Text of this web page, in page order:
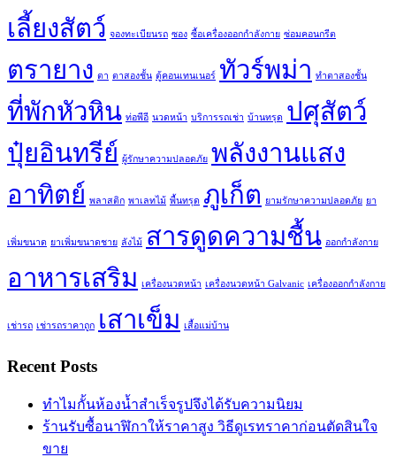
เลี้ยงสัตว์ จองทะเบียนรถ ซอง ซื้อเครื่องออกกำลังกาย ซ่อมคอนกรีต
ตรายาง ตา ตาสองชั้น ตู้คอนเทนเนอร์ ทัวร์พม่า ทำตาสองชั้น
ที่พักหัวหิน ท่อพีอี นวดหน้า บริการรถเช่า บ้านทรุด ปศุสัตว์
ปุ๋ยอินทรีย์ ผู้รักษาความปลอดภัย พลังงานแสง
อาทิตย์ พลาสติก พาเลทไม้ พื้นทรุด ภูเก็ต ยามรักษาความปลอดภัย ยา
เพิ่มขนาด ยาเพิ่มขนาดชาย ลังไม้ สารดูดความชื้น ออกกำลังกาย
อาหารเสริม เครื่องนวดหน้า เครื่องนวดหน้า Galvanic เครื่องออกกำลังกาย
เช่ารถ เช่ารถราคาถูก เสาเข็ม เสื้อแม่บ้าน
Recent Posts
ทำไมกั้นห้องน้ำสำเร็จรูปจึงได้รับความนิยม
ร้านรับซื้อนาฬิกาให้ราคาสูง วิธีดูเรทราคาก่อนตัดสินใจ
ขาย